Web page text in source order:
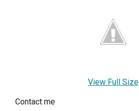
View Full Size
Contact me